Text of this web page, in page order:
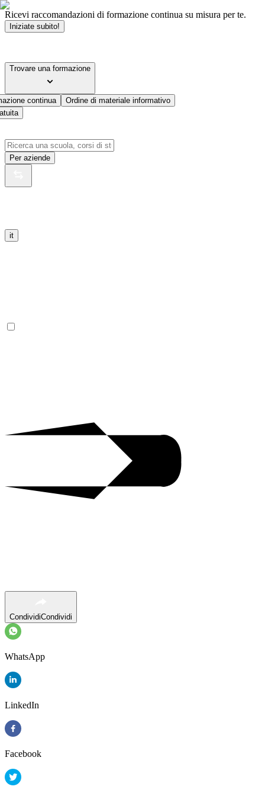
Ricevi raccomandazioni di formazione continua su misura per te.
Iniziate subito!
Trovare una formazione
continua
Ordine di materiale informativo
Per aziende
it
CondividiCondividi
WhatsApp
LinkedIn
Facebook